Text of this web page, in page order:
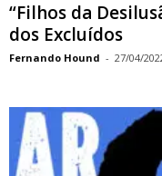
“Filhos da
dos Excluídos
Fernando Hound - 27/04/